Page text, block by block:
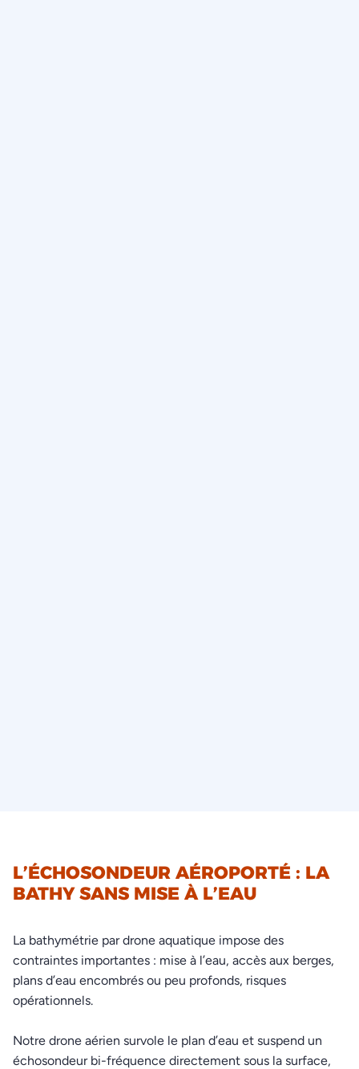
L’ÉCHOSONDEUR AÉROPORTÉ : LA
BATHY SANS MISE À L’EAU
La bathymétrie par drone aquatique impose des
contraintes importantes : mise à l’eau, accès aux berges,
plans d’eau encombrés ou peu profonds, risques
opérationnels.
Notre drone aérien survole le plan d’eau et suspend un
échosondeur bi-fréquence directement sous la surface,